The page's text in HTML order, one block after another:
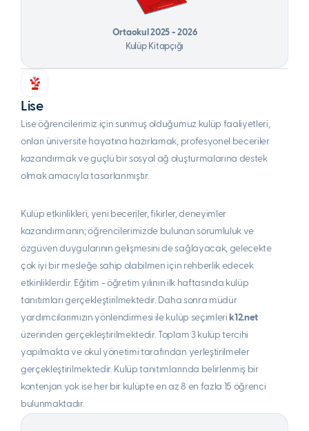
Ortaokul 2025 - 2026
Kulüp Kitapçığı
Lise
Lise öğrencilerimiz için sunmuş olduğumuz kulüp faaliyetleri,
onları üniversite hayatına hazırlamak, profesyonel beceriler
kazandırmak ve güçlü bir sosyal ağ oluşturmalarına destek
olmak amacıyla tasarlanmıştır.
Kulüp etkinlikleri, yeni beceriler, fikirler, deneyimler
kazandırmanın; öğrencilerimizde bulunan sorumluluk ve
özgüven duygularının gelişmesini de sağlayacak, gelecekte
çok iyi bir mesleğe sahip olabilmen için rehberlik edecek
etkinliklerdir. Eğitim - öğretim yılının ilk haftasında kulüp
tanıtımları gerçekleştirilmektedir. Daha sonra müdür
yardımcılarımızın yönlendirmesi ile kulüp seçimleri k12.net
üzerinden gerçekleştirilmektedir. Toplam 3 kulüp tercihi
yapılmakta ve okul yönetimi tarafından yerleştirilmeler
gerçekleştirilmektedir. Kulüp tanıtımlarında belirlenmiş bir
kontenjan yok ise her bir kulüpte en az 8 en fazla 15 öğrenci
bulunmaktadır.